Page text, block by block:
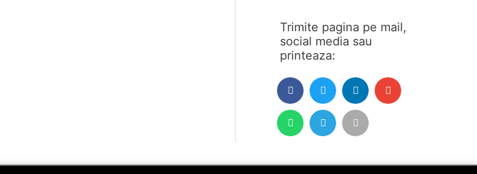
Trimite pagina pe mail,
social media sau
printeaza: